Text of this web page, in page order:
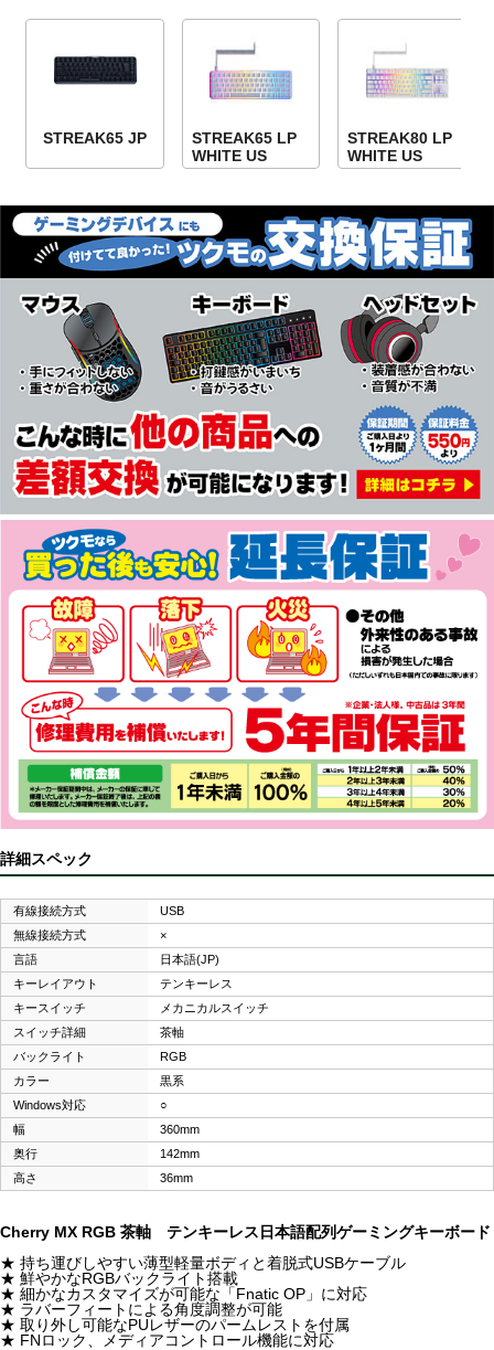
STREAK65 JP
STREAK65 LP
WHITE US
STREAK80 LP
WHITE US
詳細スペック
有線接続方式
USB
無線接続方式
×
言語
日本語(JP)
キーレイアウト
テンキーレス
キースイッチ
メカニカルスイッチ
スイッチ詳細
茶軸
バックライト
RGB
カラー
黒系
Windows対応
○
幅
360mm
奥行
142mm
高さ
36mm
Cherry MX RGB 茶軸 テンキーレス日本語配列ゲーミングキーボード
★ 持ち運びしやすい薄型軽量ボディと着脱式USBケーブル
★ 鮮やかなRGBバックライト搭載
★ 細かなカスタマイズが可能な「Fnatic OP」に対応
★ ラバーフィートによる角度調整が可能
★ 取り外し可能なPUレザーのパームレストを付属
★ FNロック、メディアコントロール機能に対応